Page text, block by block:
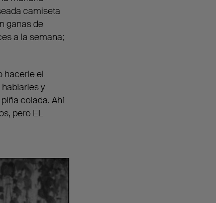
camiseta
ganas de
a la semana;
hacerle el
y
colada. Ahí
pero EL